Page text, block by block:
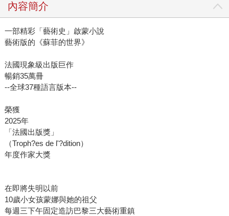
內容簡介
一部精彩「藝術史」啟蒙小說
藝術版的《蘇菲的世界》
法國現象級出版巨作
暢銷35萬冊
--全球37種語言版本--
榮獲
2025年
「法國出版獎」
（Troph?es de l'?dition）
年度作家大獎
在即將失明以前
10歲小女孩蒙娜與她的祖父
每週三下午固定造訪巴黎三大藝術重鎮